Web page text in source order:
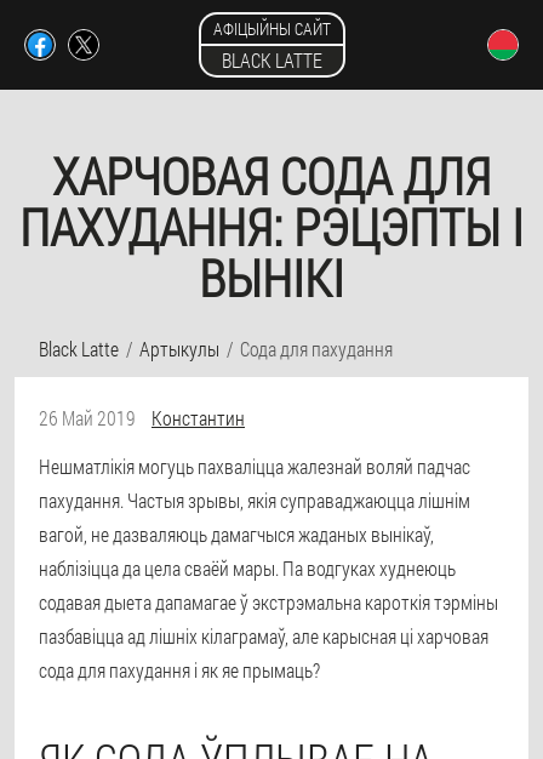
АФІЦЫЙНЫ САЙТ
BLACK LATTE
ХАРЧОВАЯ СОДА ДЛЯ
ПАХУДАННЯ: РЭЦЭПТЫ І
ВЫНІКІ
Black Latte Артыкулы Сода для пахудання
26 Май 2019
Константин
Нешматлікія могуць пахваліцца жалезнай воляй падчас
пахудання. Частыя зрывы, якія суправаджаюцца лішнім
вагой, не дазваляюць дамагчыся жаданых вынікаў,
наблізіцца да цела сваёй мары. Па водгуках худнеюць
содавая дыета дапамагае ў экстрэмальна кароткія тэрміны
пазбавіцца ад лішніх кілаграмаў, але карысная ці харчовая
сода для пахудання і як яе прымаць?